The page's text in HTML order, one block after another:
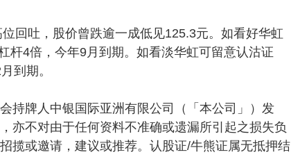
吐，股价曾跌逾一成低见125.3元。如看好华虹
杆4倍，今年9月到期。如看淡华虹可留意认沽证
到期。
持牌人中银国际亚洲有限公司（「本公司」）发
亦不对由于任何资料不准确或遗漏所引起之损失负
揽或邀请，建议或推荐。认股证/牛熊证属无抵押结